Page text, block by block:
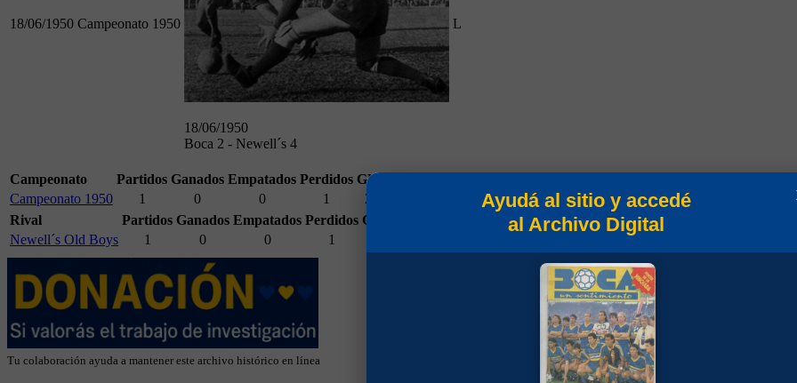
18/06/1950 Campeonato 1950
18/06/1950
Boca 2 - Newell´s 4
L
Campeonato Partidos Ganados Empatados Perdidos GF.
Campeonato 1950
1 0 0 1 2
Rival
Partidos Ganados Empatados Perdidos GF.
Newell´s Old Boys
1 0 0 1
Tu colaboración ayuda a mantener este archivo histórico en línea
Ayudá al sitio y accedé
al Archivo Digital